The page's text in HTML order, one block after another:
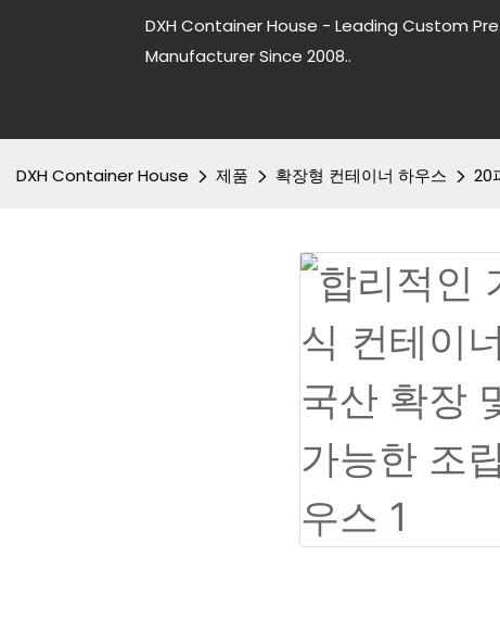
DXH Container House - Leading Custom
Manufacturer Since 2008..
DXH Container House 제품 확장형 컨테이너 하우스 20